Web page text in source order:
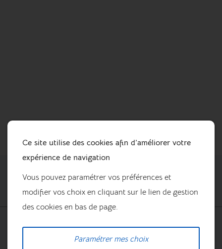
Prestations
La boutique
Ce site utilise des cookies afin d’améliorer votre
expérience de navigation
Vous pouvez paramétrer vos préférences et
modifier vos choix en cliquant sur le lien de gestion
des cookies en bas de page.
Paramétrer mes choix